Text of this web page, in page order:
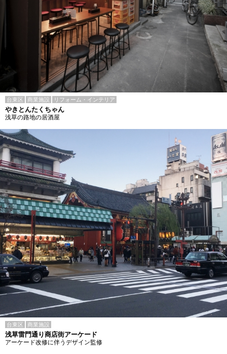
台東区 商業施設 リフォーム・インテリア
やきとんたくちゃん
浅草の路地の居酒屋
台東区 商業施設
浅草雷門通り商店街アーケード
アーケード改修に伴うデザイン監修